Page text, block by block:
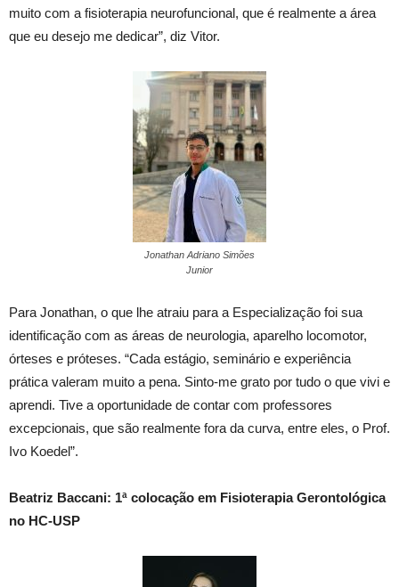
muito com a fisioterapia neurofuncional, que é realmente a área
que eu desejo me dedicar”, diz Vitor.
Jonathan Adriano Simões
Junior
Para Jonathan, o que lhe atraiu para a Especialização foi sua
identificação com as áreas de neurologia, aparelho locomotor,
órteses e próteses. “Cada estágio, seminário e experiência
prática valeram muito a pena. Sinto-me grato por tudo o que vivi e
aprendi. Tive a oportunidade de contar com professores
excepcionais, que são realmente fora da curva, entre eles, o Prof.
Ivo Koedel”.
Beatriz Baccani: 1ª colocação em Fisioterapia Gerontológica
no HC-USP